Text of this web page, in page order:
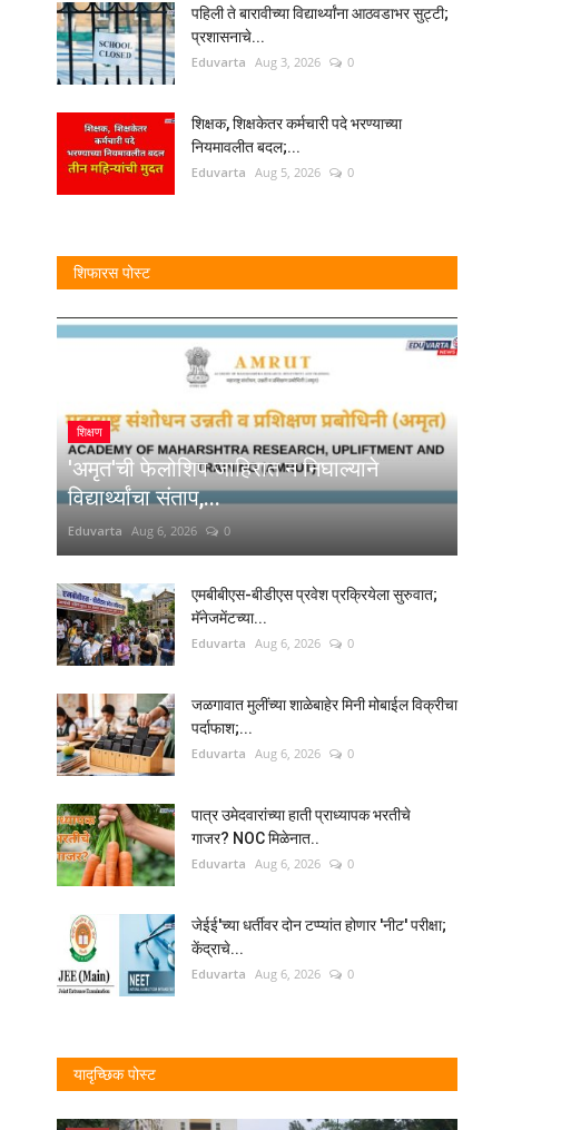
पहिली ते बारावीच्या विद्यार्थ्यांना आठवडाभर सुट्टी;
प्रशासनाचे...
Eduvarta Aug 3, 2026 0
शिक्षक, शिक्षकेतर कर्मचारी पदे भरण्याच्या
नियमावलीत बदल;...
Eduvarta Aug 5, 2026 0
शिफारस पोस्ट
शिक्षण
'अमृत'ची फेलोशिप जाहिरात न निघाल्याने
विद्यार्थ्यांचा संताप,...
Eduvarta Aug 6, 2026 0
एमबीबीएस-बीडीएस प्रवेश प्रक्रियेला सुरुवात;
मॅनेजमेंटच्या...
Eduvarta Aug 6, 2026 0
जळगावात मुलींच्या शाळेबाहेर मिनी मोबाईल विक्रीचा
पर्दाफाश;...
Eduvarta Aug 6, 2026 0
पात्र उमेदवारांच्या हाती प्राध्यापक भरतीचे
गाजर? NOC मिळेनात..
Eduvarta Aug 6, 2026 0
जेईई'च्या धर्तीवर दोन टप्प्यांत होणार 'नीट' परीक्षा;
केंद्राचे...
Eduvarta Aug 6, 2026 0
यादृच्छिक पोस्ट